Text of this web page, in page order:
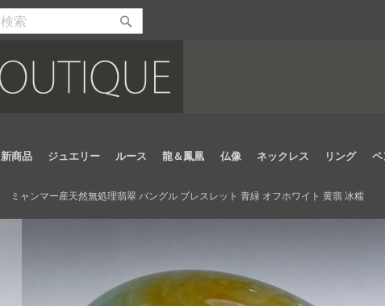
検
始
新商品 ジュエリー ルース 龍＆鳳凰 仏像 ネックレス リング ペ
ミャンマー産天然無処理翡翠 バングル ブレスレット 青緑 オフホワイト 黄翡 冰糯